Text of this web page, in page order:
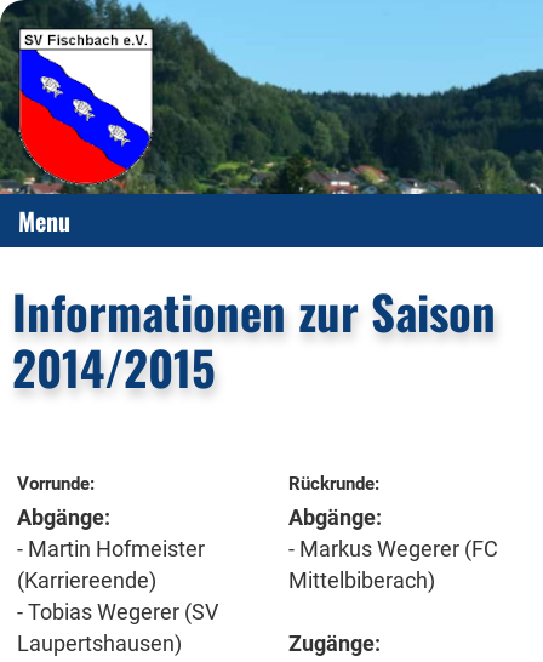
Menu
Informationen zur Saison
2014/2015
Vorrunde:
Abgänge:
- Martin Hofmeister
(Karriereende)
- Tobias Wegerer (SV
Laupertshausen)
Rückrunde:
Abgänge:
- Markus Wegerer (FC
Mittelbiberach)
Zugänge: